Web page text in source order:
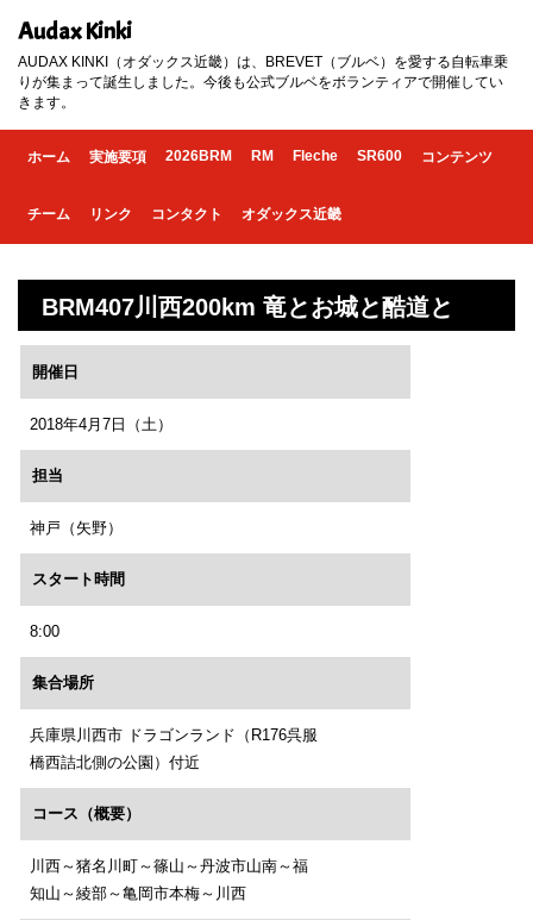
Audax Kinki
AUDAX KINKI（オダックス近畿）は、BREVET（ブルベ）を愛する自転車乗
りが集まって誕生しました。今後も公式ブルベをボランティアで開催してい
きます。
ホーム 実施要項 2026BRM RM Fleche SR600 コンテンツ
チーム リンク コンタクト オダックス近畿
BRM407川西200km 竜とお城と酷道と
開催日
2018年4月7日（土）
担当
神戸（矢野）
スタート時間
8:00
集合場所
兵庫県川西市 ドラゴンランド（R176呉服
橋西詰北側の公園）付近
コース（概要）
川西～猪名川町～篠山～丹波市山南～福
知山～綾部～亀岡市本梅～川西